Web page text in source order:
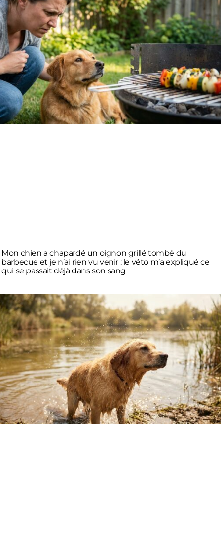
Mon chien a chapardé un oignon grillé tombé du
barbecue et je n’ai rien vu venir : le véto m’a expliqué ce
qui se passait déjà dans son sang